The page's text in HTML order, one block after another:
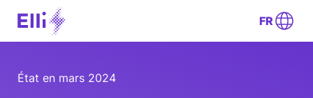
FR
État en mars 2024